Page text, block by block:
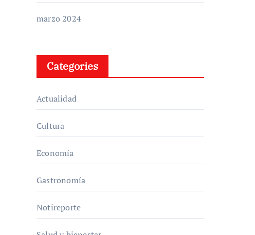
marzo 2024
Categories
Actualidad
Cultura
Economía
Gastronomía
Notireporte